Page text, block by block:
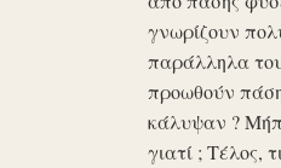
γνωρίζουν
παράλληλα
προωθούν
κάλυψαν ?
γιατί ; Τέλος,